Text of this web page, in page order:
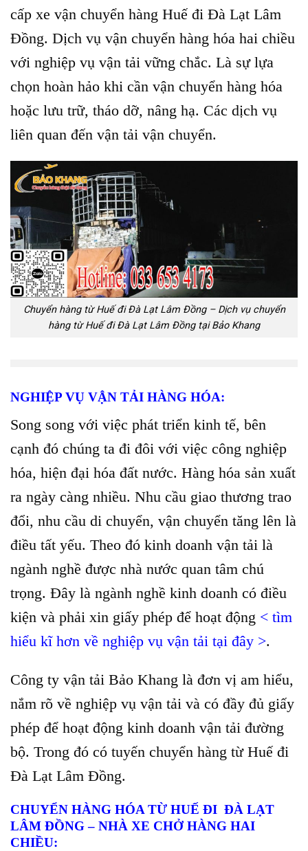
cấp xe vận chuyển hàng Huế đi Đà Lạt Lâm
Đồng. Dịch vụ vận chuyển hàng hóa hai chiều
với nghiệp vụ vận tải vững chắc. Là sự lựa
chọn hoàn hảo khi cần vận chuyển hàng hóa
hoặc lưu trữ, tháo dỡ, nâng hạ. Các dịch vụ
liên quan đến vận tải vận chuyển.
Chuyển hàng từ Huế đi Đà Lạt Lâm Đồng – Dịch vụ chuyển
hàng từ Huế đi Đà Lạt Lâm Đồng tại Bảo Khang
NGHIỆP VỤ VẬN TẢI HÀNG HÓA:
Song song với việc phát triển kinh tế, bên
cạnh đó chúng ta đi đôi với việc công nghiệp
hóa, hiện đại hóa đất nước. Hàng hóa sản xuất
ra ngày càng nhiều. Nhu cầu giao thương trao
đổi, nhu cầu di chuyển, vận chuyển tăng lên là
điều tất yếu. Theo đó kinh doanh vận tải là
ngành nghề được nhà nước quan tâm chú
trọng. Đây là ngành nghề kinh doanh có điều
kiện và phải xin giấy phép để hoạt động < tìm
hiểu kĩ hơn về nghiệp vụ vận tải tại đây >.
Công ty vận tải Bảo Khang là đơn vị am hiểu,
nắm rõ về nghiệp vụ vận tải và có đầy đủ giấy
phép để hoạt động kinh doanh vận tải đường
bộ. Trong đó có tuyến chuyển hàng từ Huế đi
Đà Lạt Lâm Đồng.
CHUYỂN HÀNG HÓA TỪ HUẾ ĐI ĐÀ LẠT
LÂM ĐỒNG – NHÀ XE CHỞ HÀNG HAI
CHIỀU: